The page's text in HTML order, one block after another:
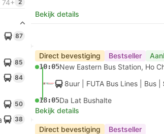
74+ 2
87
85
84
50
38
Bekijk details
Direct bevestiging Bestseller
10:05
8uur | FUTA Bus Lines Bus
18:05Da Lat Bushalte
Bekijk details
Direct bevestiging Bestseller